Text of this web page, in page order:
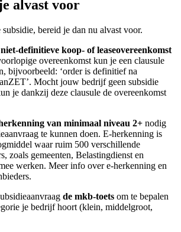
alvast voor
bereid je dan nu alvast voor.
niet-definitieve koop- of leaseovereenkomst
overeenkomst kun je een clausule
bijvoorbeeld: ‘order is definitief na
Mocht jouw bedrijf geen subsidie
je dankzij deze clausule de overeenkomst
van minimaal niveau 2+ nodig
te kunnen doen. E-herkenning is
waar ruim 500 verschillende
zoals gemeenten, Belastingdienst en
werken. Meer info over e-herkenning en
de mkb-toets om te bepalen
je bedrijf hoort (klein, middelgroot,